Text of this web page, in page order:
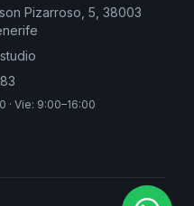
Pizarroso, 5, 38003
· Vie: 9:00–16:00